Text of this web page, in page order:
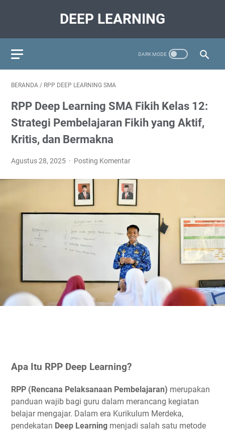
DEEP LEARNING
BERANDA / RPP DEEP LEARNING SMA
RPP Deep Learning SMA Fikih Kelas 12:
Strategi Pembelajaran Fikih yang Aktif,
Kritis, dan Bermakna
Agustus 28, 2025 Posting Komentar
Apa Itu RPP Deep Learning?
RPP (Rencana Pelaksanaan Pembelajaran) merupakan
panduan wajib bagi guru dalam merancang kegiatan
belajar mengajar. Dalam era Kurikulum Merdeka,
pendekatan Deep Learning menjadi salah satu metode